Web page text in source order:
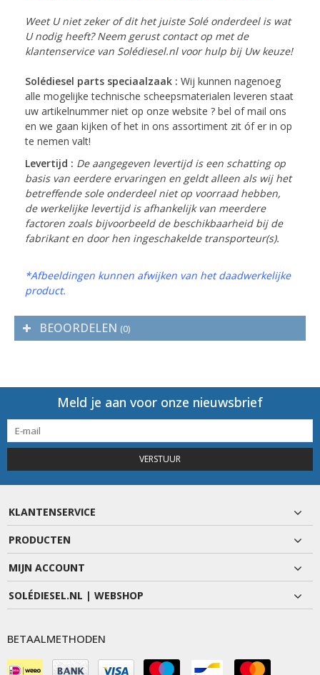
Weet U niet zeker of dit het juiste Solé onderdeel is wat
U nodig heeft? Neem gerust contact op met de
klantenservice van Solédiesel.nl voor hulp bij Uw keuze!
Solédiesel parts speciaalzaak : Wij kunnen nagenoeg
alle mogelijke technische scheepsmaterialen leveren staat
uw artikelnummer niet op onze website ? bel of mail ons
en we gaan kijken of het in ons assortiment zit óf er in op
te nemen valt!
Levertijd : De aangegeven levertijd is een schatting op
basis van eerdere ervaringen en geldt alleen als wij het
betreffende sole onderdeel niet op voorraad hebben,
de werkelijke levertijd is afhankelijk van meerdere
factoren zoals bijvoorbeeld de beschikbaarheid bij de
fabrikant en door hen ingeschakelde transporteur(s).
*Afbeeldingen kunnen afwijken van het daadwerkelijke
product.
BEOORDELEN (0)
Meld je aan voor onze nieuwsbrief
VERSTUUR
KLANTENSERVICE
PRODUCTEN
MIJN ACCOUNT
SOLÉDIESEL.NL | WEBSHOP
BETAALMETHODEN